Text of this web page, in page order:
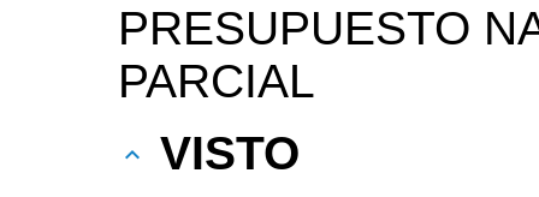
PRESUPUESTO
PARCIAL
VISTO